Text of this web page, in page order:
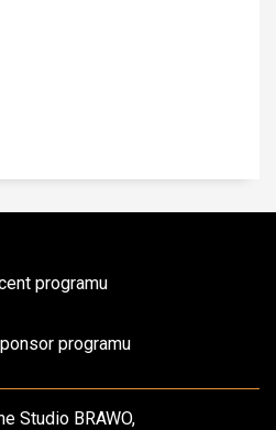
programu
programu
Studio BRAWO,